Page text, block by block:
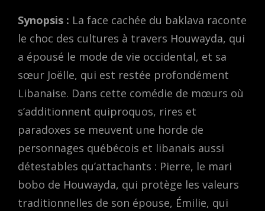
Synopsis : La face cachée du baklava raconte
le choc des cultures à travers Houwayda, qui
a épousé le mode de vie occidental, et sa
sœur Joëlle, qui est restée profondément
Libanaise. Dans cette comédie de mœurs où
s’additionnent quiproquos, rires et
paradoxes se meuvent une horde de
personnages québécois et libanais aussi
détestables qu’attachants : Pierre, le mari
bobo de Houwayda, qui protège les valeurs
traditionnelles de son épouse, Émilie, qui